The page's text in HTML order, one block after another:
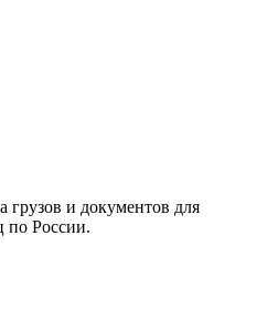
грузов и документов для
по России.